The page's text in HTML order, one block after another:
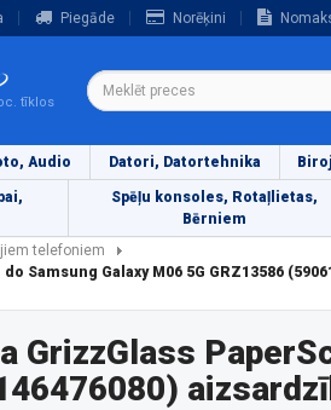
Piegāde Norēķini
tīklos
Audio Datori, Datortehnika
Spēļu konsoles, Rotaļlietas,
Bērniem
telefoniem
Samsung Galaxy M06 5G GRZ13586
GrizzGlass